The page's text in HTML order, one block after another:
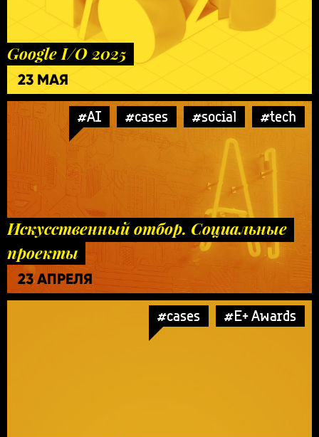
Google I/O 2025
23 МАЯ
#AI #cases #social #tech
Искусственный отбор. Социальные
проекты
23 АПРЕЛЯ
#cases #E+ Awards